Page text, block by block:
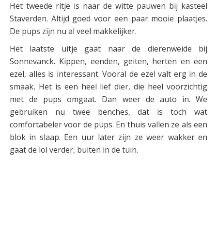
Het tweede ritje is naar de witte pauwen bij kasteel
Staverden. Altijd goed voor een paar mooie plaatjes.
De pups zijn nu al veel makkelijker.
Het laatste uitje gaat naar de dierenweide bij
Sonnevanck. Kippen, eenden, geiten, herten en een
ezel, alles is interessant. Vooral de ezel valt erg in de
smaak, Het is een heel lief dier, die heel voorzichtig
met de pups omgaat. Dan weer de auto in. We
gebruiken nu twee benches, dat is toch wat
comfortabeler voor de pups. En thuis vallen ze als een
blok in slaap. Een uur later zijn ze weer wakker en
gaat de lol verder, buiten in de tuin.